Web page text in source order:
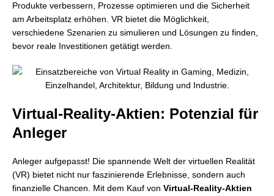
Produkte verbessern, Prozesse optimieren und die Sicherheit
am Arbeitsplatz erhöhen. VR bietet die Möglichkeit,
verschiedene Szenarien zu simulieren und Lösungen zu finden,
bevor reale Investitionen getätigt werden.
Virtual-Reality-Aktien: Potenzial für
Anleger
Anleger aufgepasst! Die spannende Welt der virtuellen Realität
(VR) bietet nicht nur faszinierende Erlebnisse, sondern auch
finanzielle Chancen. Mit dem Kauf von Virtual-Reality-Aktien